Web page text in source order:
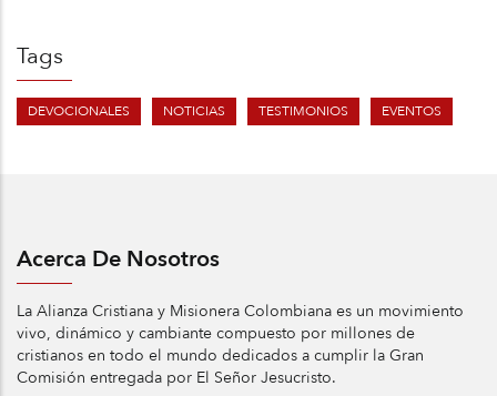
Tags
DEVOCIONALES NOTICIAS TESTIMONIOS EVENTOS
Acerca De Nosotros
La Alianza Cristiana y Misionera Colombiana es un movimiento
vivo, dinámico y cambiante compuesto por millones de
cristianos en todo el mundo dedicados a cumplir la Gran
Comisión entregada por El Señor Jesucristo.